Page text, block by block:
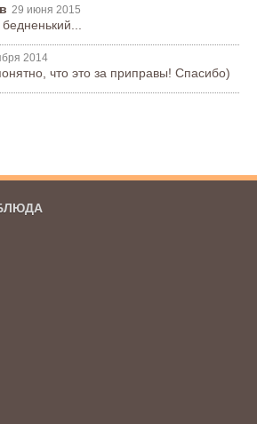
29 июня 2015
2014
что это за приправы! Спасибо)